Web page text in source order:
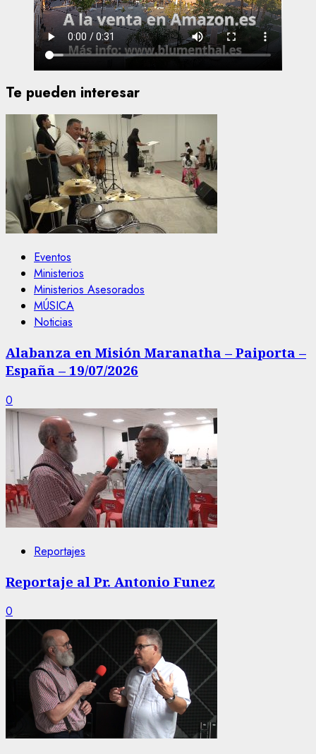
Te pueden interesar
Eventos
Ministerios
Ministerios Asesorados
MÚSICA
Noticias
Alabanza en Misión Maranatha – Paiporta –
España – 19/07/2026
0
Reportajes
Reportaje al Pr. Antonio Funez
0